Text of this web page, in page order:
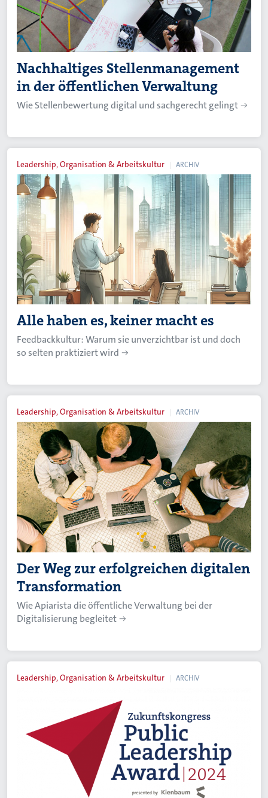
Nachhaltiges Stellenmanagement
in der öffentlichen Verwaltung
Wie Stellenbewertung digital und sachgerecht gelingt
Leadership, Organisation & Arbeitskultur ARCHIV
Alle haben es, keiner macht es
Feedbackkultur: Warum sie unverzichtbar ist und doch
so selten praktiziert wird
Leadership, Organisation & Arbeitskultur ARCHIV
Der Weg zur erfolgreichen digitalen
Transformation
Wie Apiarista die öffentliche Verwaltung bei der
Digitalisierung begleitet
Leadership, Organisation & Arbeitskultur ARCHIV